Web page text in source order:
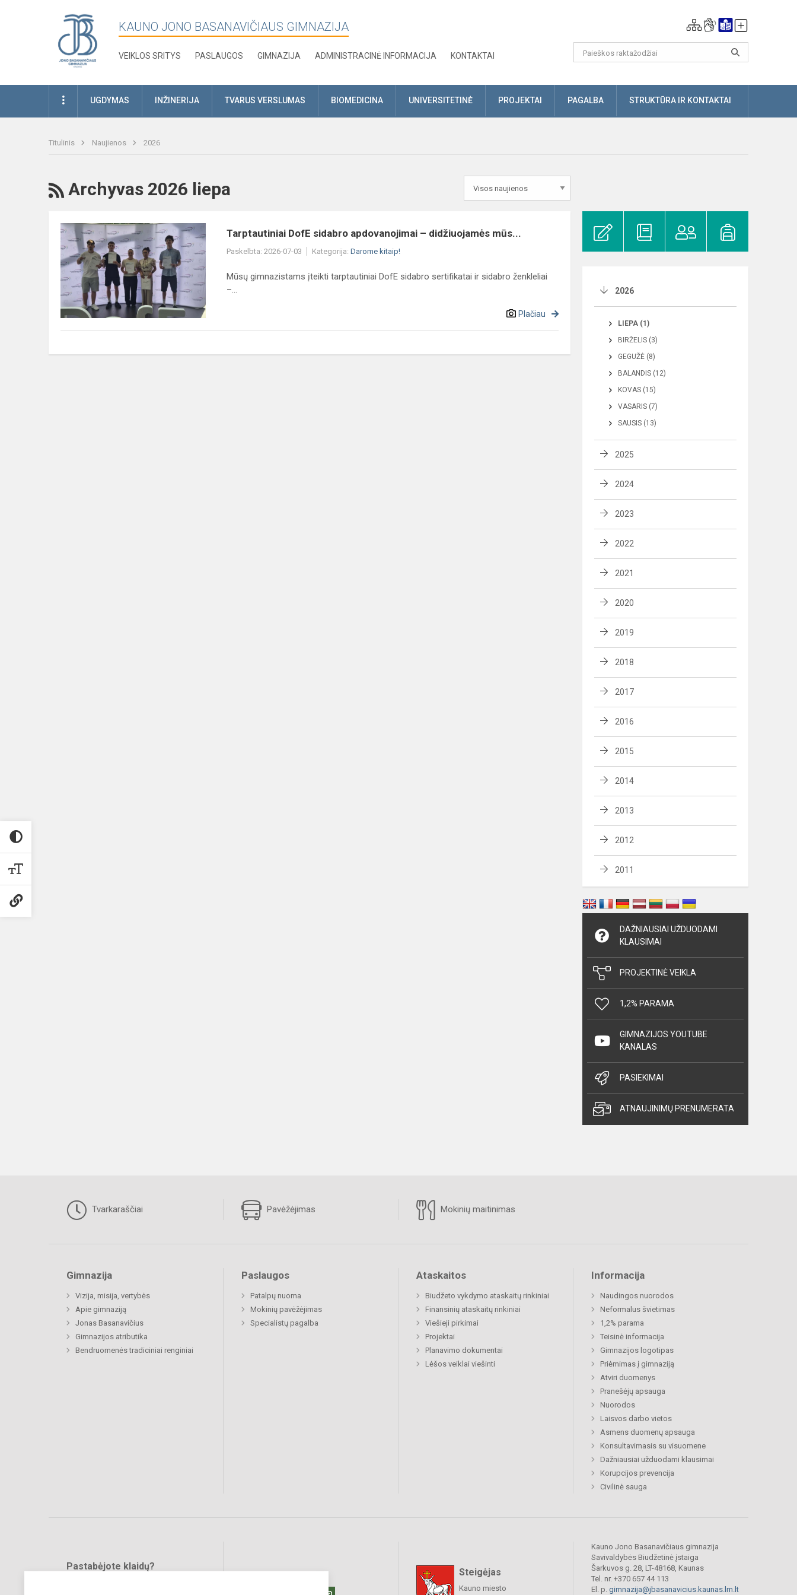
KAUNO JONO BASANAVIČIAUS GIMNAZIJA
VEIKLOS SRITYS PASLAUGOS GIMNAZIJA ADMINISTRACINĖ INFORMACIJA KONTAKTAI
UGDYMAS INŽINERIJA TVARUS VERSLUMAS BIOMEDICINA UNIVERSITETINĖ PROJEKTAI PAGALBA STRUKTŪRA IR KONTAKTAI
Titulinis Naujienos 2026
RSS
Archyvas 2026 liepa
Tarptautiniai
DofE
sidabro
apdovanojimai
didžiuojamės
mūs...
Tarptautiniai DofE sidabro apdovanojimai – didžiuojamės mūs...
Paskelbta: 2026-07-03 Kategorija: Darome kitaip!
Mūsų gimnazistams įteikti tarptautiniai DofE sidabro sertifikatai ir sidabro ženkleliai
–...
Plačiau
2026
LIEPA (1)
BIRŽELIS (3)
GEGUŽĖ (8)
BALANDIS (12)
KOVAS (15)
VASARIS (7)
SAUSIS (13)
2025
2024
2023
2022
2021
2020
2019
2018
2017
2016
2015
2014
2013
2012
2011
DAŽNIAUSIAI UŽDUODAMI
KLAUSIMAI
PROJEKTINĖ VEIKLA
1,2% PARAMA
GIMNAZIJOS YOUTUBE
KANALAS
PASIEKIMAI
ATNAUJINIMŲ PRENUMERATA
Tvarkaraščiai Pavėžėjimas Mokinių maitinimas
Gimnazija
Vizija, misija, vertybės
Apie gimnaziją
Jonas Basanavičius
Gimnazijos atributika
Bendruomenės tradiciniai renginiai
Paslaugos
Patalpų nuoma
Mokinių pavėžėjimas
Specialistų pagalba
Ataskaitos
Biudžeto vykdymo ataskaitų rinkiniai
Finansinių ataskaitų rinkiniai
Viešieji pirkimai
Projektai
Planavimo dokumentai
Lėšos veiklai viešinti
Informacija
Naudingos nuorodos
Neformalus švietimas
1,2% parama
Teisinė informacija
Gimnazijos logotipas
Priėmimas į gimnaziją
Atviri duomenys
Pranešėjų apsauga
Nuorodos
Laisvos darbo vietos
Asmens duomenų apsauga
Konsultavimasis su visuomene
Dažniausiai užduodami klausimai
Korupcijos prevencija
Civilinė sauga
Pastabėjote klaidų?
Steigėjas
Kauno miesto
Kauno Jono Basanavičiaus gimnazija
Savivaldybės Biudžetinė įstaiga
Šarkuvos g. 28, LT-48168, Kaunas
Tel. nr. +370 657 44 113
El. p. gimnazija@jbasanavicius.kaunas.lm.lt